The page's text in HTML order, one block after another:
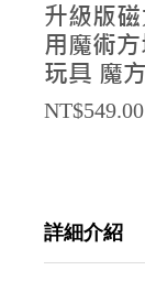
升級版
用魔術
玩具 魔
NT$549.00
詳細介紹